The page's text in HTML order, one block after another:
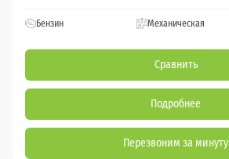
Бензин Механическая
Сравнить
Подробнее
Перезвоним за минуту